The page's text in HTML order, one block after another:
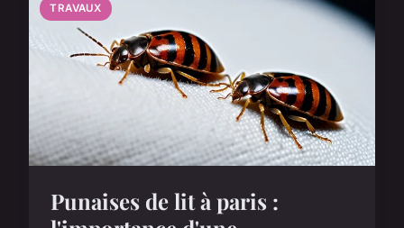
TRAVAUX
Punaises de lit à paris :